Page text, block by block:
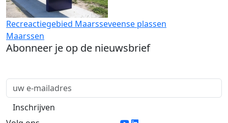
Recreactiegebied Maarsseveense plassen
Maarssen
Abonneer je op de nieuwsbrief